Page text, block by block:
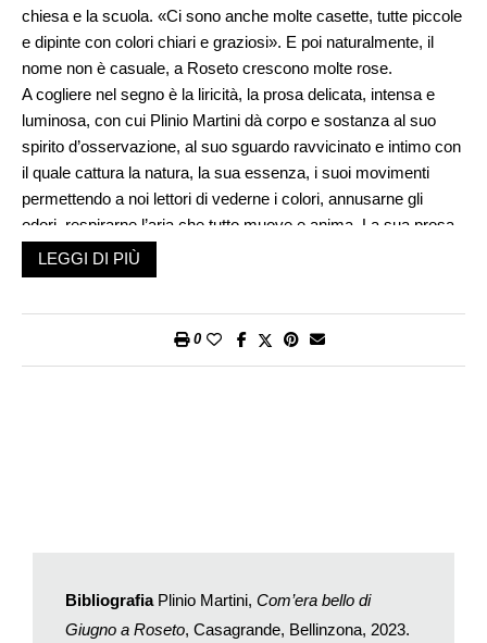
chiesa e la scuola. «Ci sono anche molte casette, tutte piccole
e dipinte con colori chiari e graziosi». E poi naturalmente, il
nome non è casuale, a Roseto crescono molte rose.
A cogliere nel segno è la liricità, la prosa delicata, intensa e
luminosa, con cui Plinio Martini dà corpo e sostanza al suo
spirito d’osservazione, al suo sguardo ravvicinato e intimo con
il quale cattura la natura, la sua essenza, i suoi movimenti
permettendo a noi lettori di vederne i colori, annusarne gli
odori, respirarne l’aria che tutto muove e anima. La sua prosa
ci apre la porta a quel legame intimo, a quella comunione di
tempi e di intenti che erano la cifra del suo mondo alpestre non
Da lettori si prova un profondo spirito di gratitudine per
mucchi verdi: «Stendevo paziente con le mani o con la forca
LEGGI DI PIÙ
0
BibliografiaPlinio Martini, Com’era bello di
Giugno a Roseto, Casagrande, Bellinzona, 2023.